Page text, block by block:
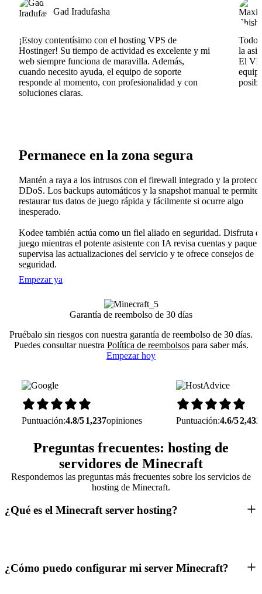
Gad Iradufasha
¡Estoy contentísimo con el hosting VPS de
Hostinger! Su tiempo de actividad es excelente y mi
web siempre funciona de maravilla. Además,
cuando necesito ayuda, el equipo de soporte
responde al momento, con profesionalidad y con
soluciones claras.
Todo
la
El
Permanece en la zona segura
Mantén a raya a los intrusos con el firewall integrado y la
DDoS. Los backups automáticos y la snapshot manual te
restaurar tus datos de juego rápida y fácilmente si ocurre algo
inesperado.
Kodee también actúa como un fiel aliado en seguridad. Disfruta
juego mientras el potente asistente con IA revisa cuentas y
supervisa las actualizaciones del servicio y te ofrece consejos de
seguridad.
Empezar ya
Garantía de reembolso de 30 días
Pruébalo sin riesgos con nuestra garantía de reembolso de 30 días.
Puedes consultar nuestra Política de reembolsospara saber más.
Empezar hoy
Puntuación:4.8/51,237opiniones Puntuación:4.6/52,432
Preguntas frecuentes: hosting de
servidores de Minecraft
Respondemos las preguntas más frecuentes sobre los servicios de
hosting de Minecraft.
¿Qué es el Minecraft server hosting?
¿Cómo puedo configurar mi server Minecraft?